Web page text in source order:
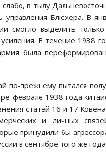
в тылу
управления Блюхера. В
смогло выделить
усиления. В течение
была
по-прежнему пытался
феврале 1938 года
статей 16 и 17
и личных
принудили бы
в сентябре того же года.